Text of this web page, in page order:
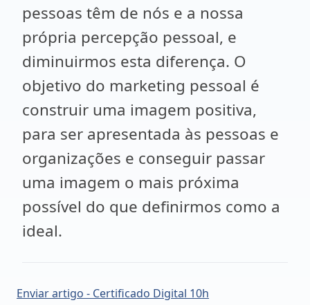
pessoas têm de nós e a nossa
própria percepção pessoal, e
diminuirmos esta diferença. O
objetivo do marketing pessoal é
construir uma imagem positiva,
para ser apresentada às pessoas e
organizações e conseguir passar
uma imagem o mais próxima
possível do que definirmos como a
ideal.
Enviar artigo - Certificado Digital 10h